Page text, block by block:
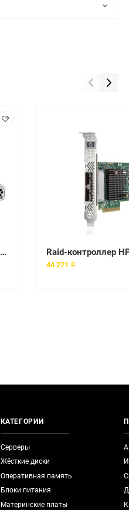
Raid-контроллер IBM DS3500 ESM [69Y0189]
44 271 ₽
КАТЕГОРИИ
Серверы
Жёсткие диски
Оперативная память
Блоки питания
Материнские платы